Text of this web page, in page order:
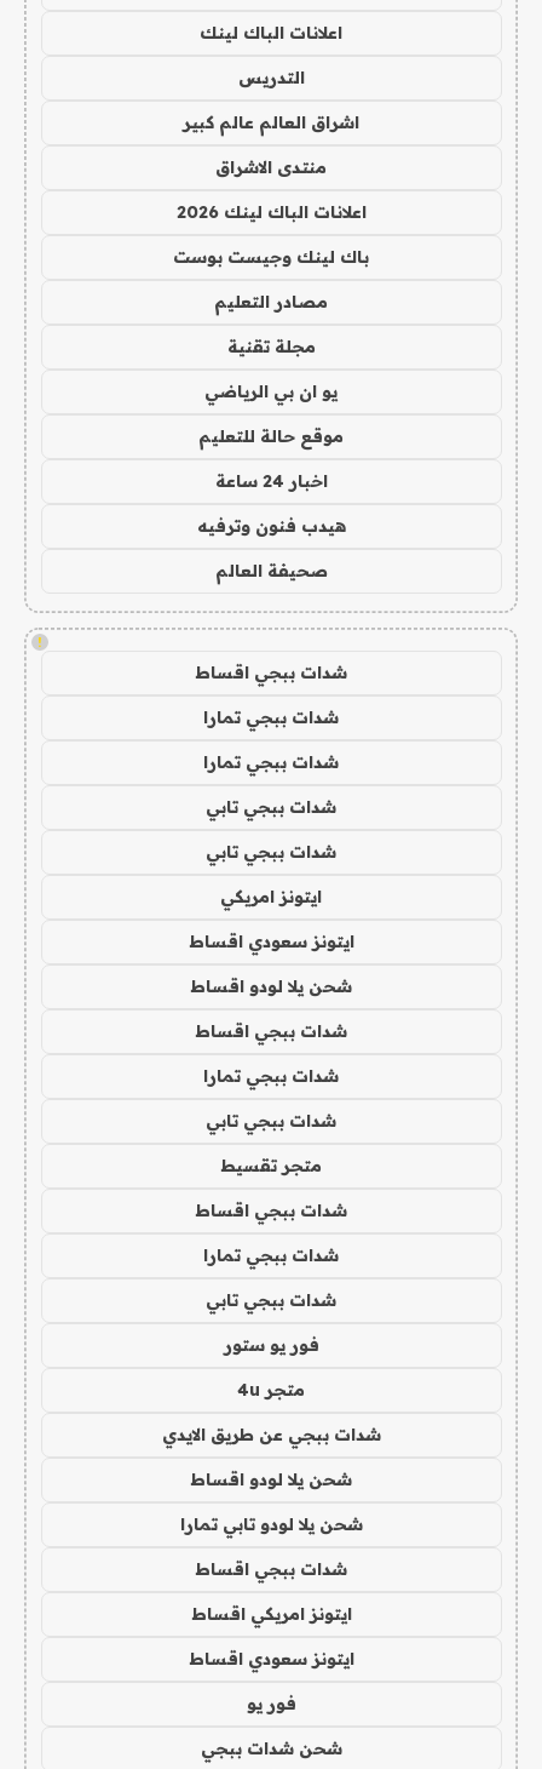
اعلانات الباك لينك
التدريس
اشراق العالم عالم كبير
منتدى الاشراق
اعلانات الباك لينك 2026
باك لينك وجيست بوست
مصادر التعليم
مجلة تقنية
يو ان بي الرياضي
موقع حالة للتعليم
اخبار 24 ساعة
هيدب فنون وترفيه
صحيفة العالم
!
شدات ببجي اقساط
شدات ببجي تمارا
شدات ببجي تمارا
شدات ببجي تابي
شدات ببجي تابي
ايتونز امريكي
ايتونز سعودي اقساط
شحن يلا لودو اقساط
شدات ببجي اقساط
شدات ببجي تمارا
شدات ببجي تابي
متجر تقسيط
شدات ببجي اقساط
شدات ببجي تمارا
شدات ببجي تابي
فور يو ستور
متجر 4u
شدات ببجي عن طريق الايدي
شحن يلا لودو اقساط
شحن يلا لودو تابي تمارا
شدات ببجي اقساط
ايتونز امريكي اقساط
ايتونز سعودي اقساط
فور يو
شحن شدات ببجي